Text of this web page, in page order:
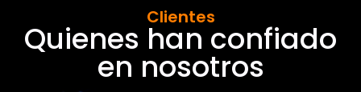
Clientes
Quienes han confiado
en nosotros